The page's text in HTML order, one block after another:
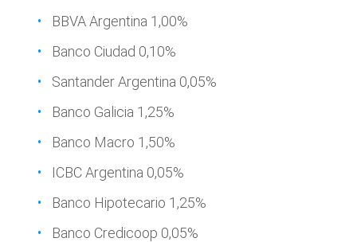
BBVA Argentina 1,00%
Banco Ciudad 0,10%
Santander Argentina 0,05%
Banco Galicia 1,25%
Banco Macro 1,50%
ICBC Argentina 0,05%
Banco Hipotecario 1,25%
Banco Credicoop 0,05%